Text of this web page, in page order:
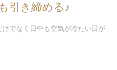
引き締める♪
でなく日中も空気が冷たい日が